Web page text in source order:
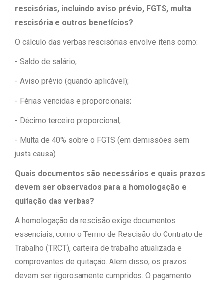
rescisórias, incluindo aviso prévio, FGTS, multa
rescisória e outros benefícios?
O cálculo das verbas rescisórias envolve itens como:
- Saldo de salário;
- Aviso prévio (quando aplicável);
- Férias vencidas e proporcionais;
- Décimo terceiro proporcional;
- Multa de 40% sobre o FGTS (em demissões sem
justa causa).
Quais documentos são necessários e quais prazos
devem ser observados para a homologação e
quitação das verbas?
A homologação da rescisão exige documentos
essenciais, como o Termo de Rescisão do Contrato de
Trabalho (TRCT), carteira de trabalho atualizada e
comprovantes de quitação. Além disso, os prazos
devem ser rigorosamente cumpridos. O pagamento